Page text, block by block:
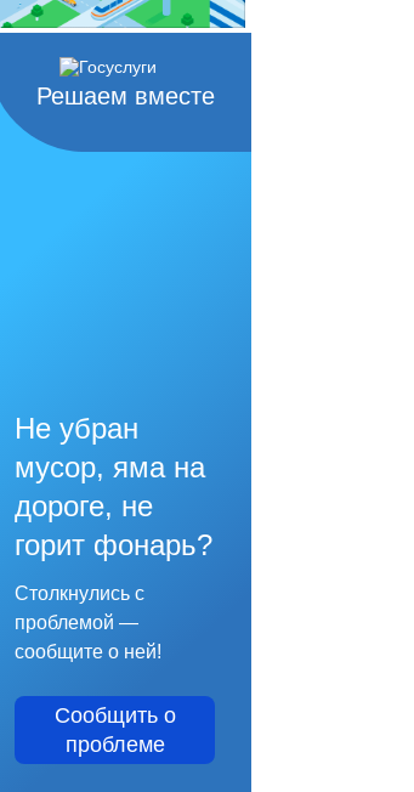
Решаем вместе
Не убран
мусор, яма на
дороге, не
горит фонарь?
Столкнулись с
проблемой —
сообщите о ней!
Сообщить о
проблеме